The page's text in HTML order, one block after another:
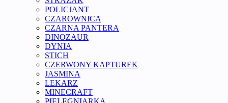
POLICJANT
CZAROWNICA
CZARNA PANTERA
DINOZAUR
DYNIA
STICH
CZERWONY KAPTUREK
JASMINA
LEKARZ
MINECRAFT
PIELĘGNIARKA